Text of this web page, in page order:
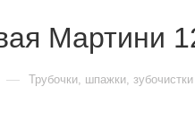
Мартини
— Трубочки, шпажки, зубочистки